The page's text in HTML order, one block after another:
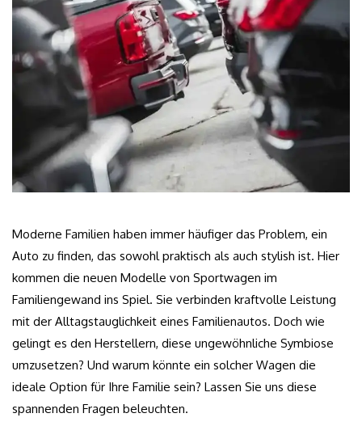
Moderne Familien haben immer häufiger das Problem, ein
Auto zu finden, das sowohl praktisch als auch stylish ist. Hier
kommen die neuen Modelle von Sportwagen im
Familiengewand ins Spiel. Sie verbinden kraftvolle Leistung
mit der Alltagstauglichkeit eines Familienautos. Doch wie
gelingt es den Herstellern, diese ungewöhnliche Symbiose
umzusetzen? Und warum könnte ein solcher Wagen die
ideale Option für Ihre Familie sein? Lassen Sie uns diese
spannenden Fragen beleuchten.